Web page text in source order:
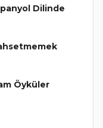
Dilinde
Öyküler